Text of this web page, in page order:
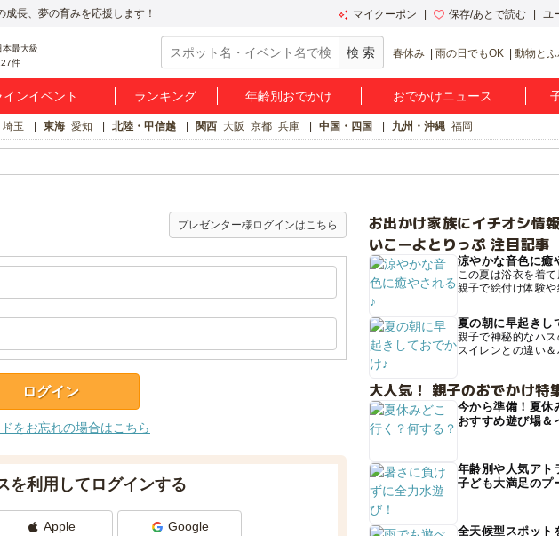
長、夢の育みを応援します！ マイクーポン 保存/あとで読む ユ
件
春休み 雨の日でもOK 動物とふ
インイベント ランキング 年齢別おでかけ おでかけニュース
埼玉 東海 愛知 北陸・甲信越 関西 大阪 京都 兵庫 中国・四国 九州・沖縄 福岡
プレゼンター様ログインはこちら
をお忘れの場合はこちら
を利用してログインする
Apple Google
お出かけ家族にイチオシ情報
いこーよとりっぷ 注目記事
涼やかな音色に癒
この夏は浴衣を着
親子で絵付け体験
夏の朝に早起きし
親子で神秘的なハ
スイレンとの違い
大人気！ 親子のおでかけ特
今から準備！夏休
おすすめ遊び場＆
年齢別や人気アト
子ども大満足のプ
全天候型スポット